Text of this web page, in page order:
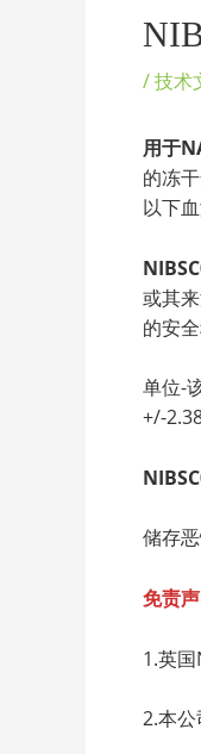
/技术
用于
的冻
以下
或其
的安
单位-
+/-
储存
免责
1.英
2.本公